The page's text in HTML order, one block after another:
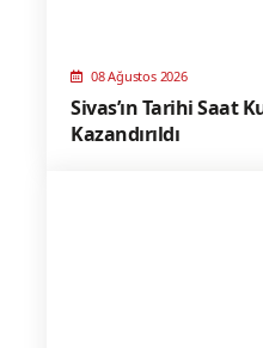
08 Ağustos 2026
Sivas’ın Tarihi Saat
Kazandırıldı